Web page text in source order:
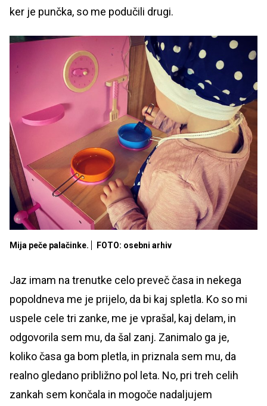
ker je punčka, so me podučili drugi.
Mija peče palačinke. FOTO: osebni arhiv
Jaz imam na trenutke celo preveč časa in nekega
popoldneva me je prijelo, da bi kaj spletla. Ko so mi
uspele cele tri zanke, me je vprašal, kaj delam, in
odgovorila sem mu, da šal zanj. Zanimalo ga je,
koliko časa ga bom pletla, in priznala sem mu, da
realno gledano približno pol leta. No, pri treh celih
zankah sem končala in mogoče nadaljujem